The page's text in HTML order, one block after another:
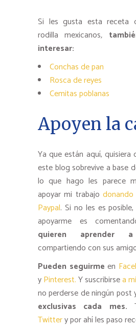
Si les gusta esta receta
rodilla mexicanos,
interesar:
Conchas de pan
Rosca de reyes
Cemitas poblanas
Apoyen la
Ya que están aquí, quisiera
este blog sobrevive a base
lo que hago les parece
apoyar mi trabajo
Paypal. Si no les es
apoyarme es
quieren aprender
compartiendo con sus
Pueden seguirme en
yPinterest.Y suscribirsea
no perderse de ningún post
exclusivas cada mes.
Twittery por ahí les paso